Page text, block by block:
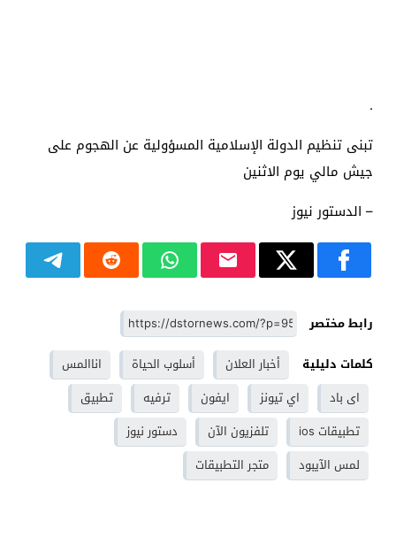
.
تبنى تنظيم الدولة الإسلامية المسؤولية عن الهجوم على
جيش مالي يوم الاثنين
– الدستور نيوز
رابط مختصر
كلمات دليلية
أخبار العلان أسلوب الحياة
اناالمس
اى باد
اي تيونز ايفون ترفيه
تطبيق
تطبيقات ios
تلفزيون الآن
دستور نيوز
لمس الآيبود
متجر التطبيقات